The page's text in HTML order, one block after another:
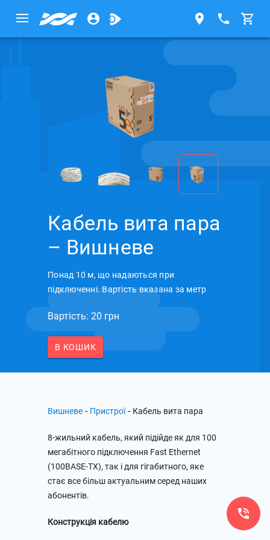
Кабель вита пара
– Вишневе
Понад 10 м, що надаються при
підключенні. Вартість вказана за метр
В КОШИК
Вартість: 20 грн
Вишневе - Пристрої - Кабель вита пара
8-жильний кабель, який підійде як для 100
мегабітного підключення Fast Ethernet
(100BASE-TX), так і для гігабитного, яке
стає все більш актуальним серед наших
абонентів.
Конструкція кабелю